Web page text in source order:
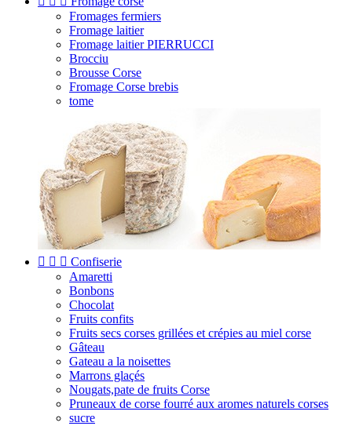
Fromages fermiers
Fromage laitier
Fromage laitier PIERRUCCI
Brocciu
Brousse Corse
Fromage Corse brebis
tome
   Confiserie
Amaretti
Bonbons
Chocolat
Fruits confits
Fruits secs corses grillées et crépies au miel corse
Gâteau
Gateau a la noisettes
Marrons glaçés
Nougats,pate de fruits Corse
Pruneaux de corse fourré aux aromes naturels corses
sucre